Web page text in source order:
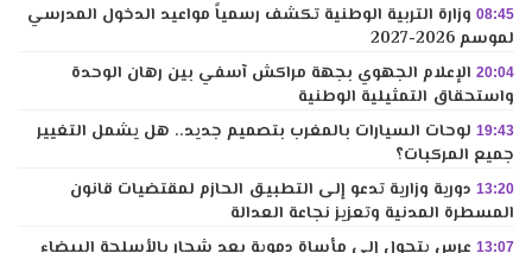
08:45 وزارة التربية الوطنية تكشف رسمياً مواعيد الدخول المدرسي
لموسم 2026-2027
20:04 الإعلام الجهوي بجهة مراكش آسفي بين رهان الوحدة
واستحقاق التمثيلية الوطنية
19:43 لوحات السيارات بالمغرب بتصميم جديد.. هل يشمل التغيير
جميع المركبات؟
13:20 دورية وزارية تدعو إلى التطبيق الحازم لمقتضيات قانون
المسطرة المدنية وتعزيز نجاعة العدالة
13:07